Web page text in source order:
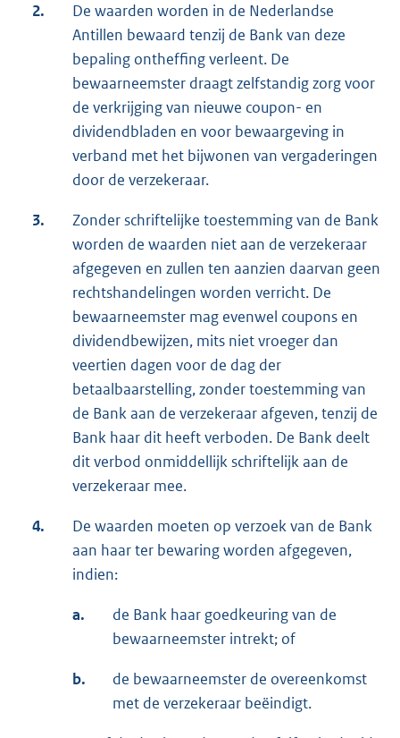
2.
De waarden worden in de Nederlandse
Antillen bewaard tenzij de Bank van deze
bepaling ontheffing verleent. De
bewaarneemster draagt zelfstandig zorg voor
de verkrijging van nieuwe coupon- en
dividendbladen en voor bewaargeving in
verband met het bijwonen van vergaderingen
door de verzekeraar.
3.
Zonder schriftelijke toestemming van de Bank
worden de waarden niet aan de verzekeraar
afgegeven en zullen ten aanzien daarvan geen
rechtshandelingen worden verricht. De
bewaarneemster mag evenwel coupons en
dividendbewijzen, mits niet vroeger dan
veertien dagen voor de dag der
betaalbaarstelling, zonder toestemming van
de Bank aan de verzekeraar afgeven, tenzij de
Bank haar dit heeft verboden. De Bank deelt
dit verbod onmiddellijk schriftelijk aan de
verzekeraar mee.
4.
De waarden moeten op verzoek van de Bank
aan haar ter bewaring worden afgegeven,
indien:
a.
de Bank haar goedkeuring van de
bewaarneemster intrekt; of
b.
de bewaarneemster de overeenkomst
met de verzekeraar beëindigt.